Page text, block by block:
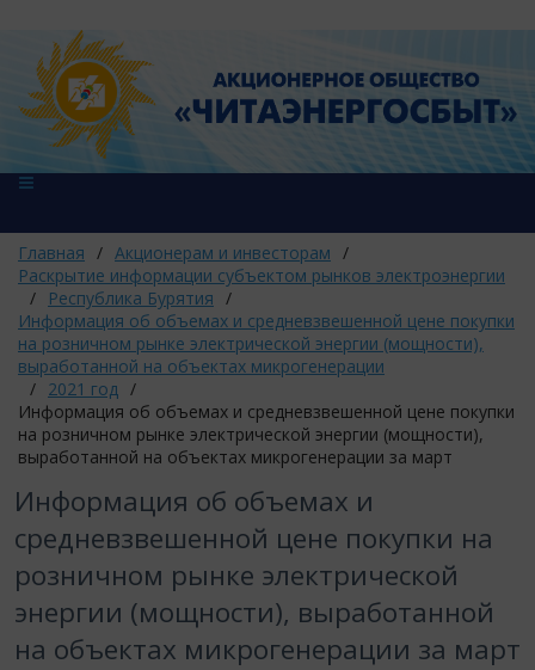
Главная / Акционерам и инвесторам /
Раскрытие информации субъектом рынков электроэнергии
/
Республика Бурятия /
Информация об объемах и средневзвешенной цене покупки
на розничном рынке электрической энергии (мощности),
выработанной на объектах микрогенерации
/ 2021 год /
Информация об объемах и средневзвешенной цене покупки
на розничном рынке электрической энергии (мощности),
выработанной на объектах микрогенерации за март
Информация об объемах и
средневзвешенной цене покупки на
розничном рынке электрической
энергии (мощности), выработанной
на объектах микрогенерации за март